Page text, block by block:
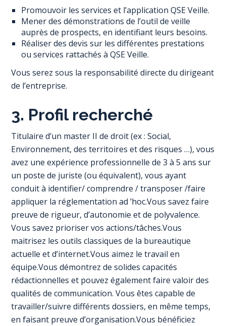
Promouvoir les services et l’application QSE Veille.
Mener des démonstrations de l’outil de veille
auprès de prospects, en identifiant leurs besoins.
Réaliser des devis sur les différentes prestations
ou services rattachés à QSE Veille.
Vous serez sous la responsabilité directe du dirigeant
de l’entreprise.
3. Profil recherché
Titulaire d’un master II de droit (ex : Social,
Environnement, des territoires et des risques …), vous
avez une expérience professionnelle de 3 à 5 ans sur
un poste de juriste (ou équivalent), vous ayant
conduit à identifier/ comprendre / transposer /faire
appliquer la réglementation ad ’hoc.Vous savez faire
preuve de rigueur, d’autonomie et de polyvalence.
Vous savez prioriser vos actions/tâches.Vous
maitrisez les outils classiques de la bureautique
actuelle et d’internet.Vous aimez le travail en
équipe.Vous démontrez de solides capacités
rédactionnelles et pouvez également faire valoir des
qualités de communication. Vous êtes capable de
travailler/suivre différents dossiers, en même temps,
en faisant preuve d’organisation.Vous bénéficiez